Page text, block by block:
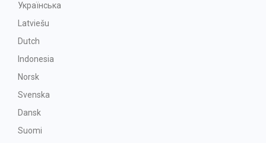
Українська
Latviešu
Dutch
Indonesia
Norsk
Svenska
Dansk
Suomi